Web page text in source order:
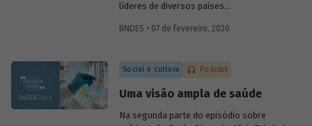
líderes de diversos países
comum em prol do desenvolvimento
Sustentável, os ODS. No sexto episódio
, Marta
Bandeira de Freitas (BNDES) e Tatiana
Araújo (CEBDS) falam sobre importância
BNDES • 07 de fevereiro, 2020
Social e cultura Podcast
Uma visão ampla de saúde
Na segunda parte do episódio sobre